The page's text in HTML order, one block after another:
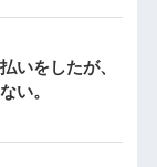
いをしたが、
い。